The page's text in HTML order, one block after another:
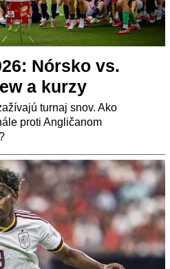
Nórsko vs.
a kurzy
turnaj snov. Ako
proti Angličanom